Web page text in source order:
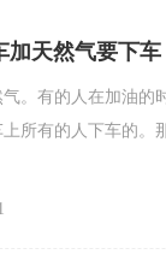
加天然气要下车
。有的人在加油的
所有的人下车的。